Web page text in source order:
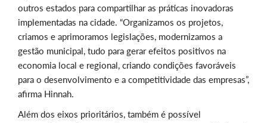
outros estados para compartilhar as práticas inovadoras
implementadas na cidade. “Organizamos os projetos,
criamos e aprimoramos legislações, modernizamos a
gestão municipal, tudo para gerar efeitos positivos na
economia local e regional, criando condições favoráveis
para o desenvolvimento e a competitividade das empresas”,
afirma Hinnah.
Além dos eixos prioritários, também é possível